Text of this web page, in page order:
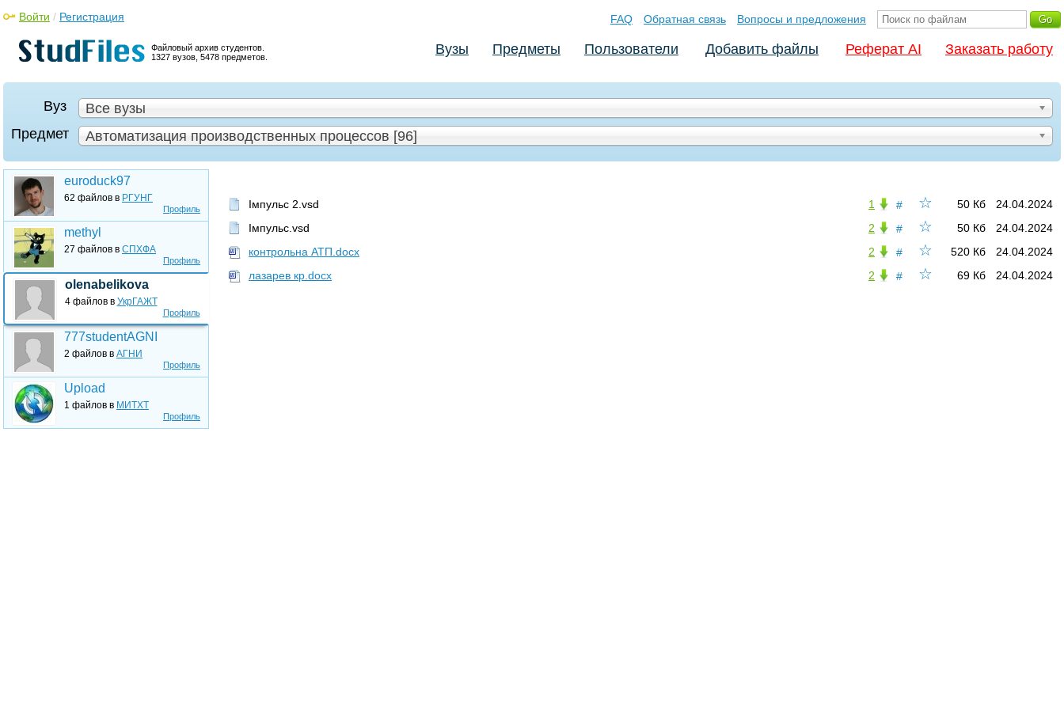
Файловый архив студентов.
1327 вузов, 5478 предметов.
Войти / Регистрация FAQ Обратная связь Вопросы и предложения
Вузы Предметы Пользователи Добавить файлы Реферат AI Заказать работу
Вуз
Все вузы
Предмет
Автоматизация производственных процессов [96]
Профиль
euroduck97
62 файлов в РГУНГ
Профиль
methyl
27 файлов в СПХФА
Профиль
olenabelikova
4 файлов в УкрГАЖТ
Профиль
777studentAGNI
2 файлов в АГНИ
Профиль
Upload
1 файлов в МИТХТ
☆
# 24.04.2024
50 Кб
1
Імпульс 2.vsd
☆
# 24.04.2024
50 Кб
2
Імпульс.vsd
☆
# 24.04.2024
520 Кб
2
контрольна АТП.docx
☆
# 24.04.2024
69 Кб
2
лазарев кр.docx